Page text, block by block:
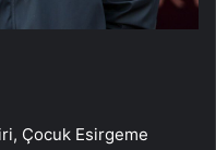
Çocuk Esirgeme